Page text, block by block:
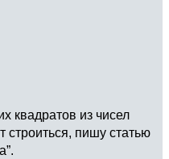
квадратов из чисел
строиться, пишу статью